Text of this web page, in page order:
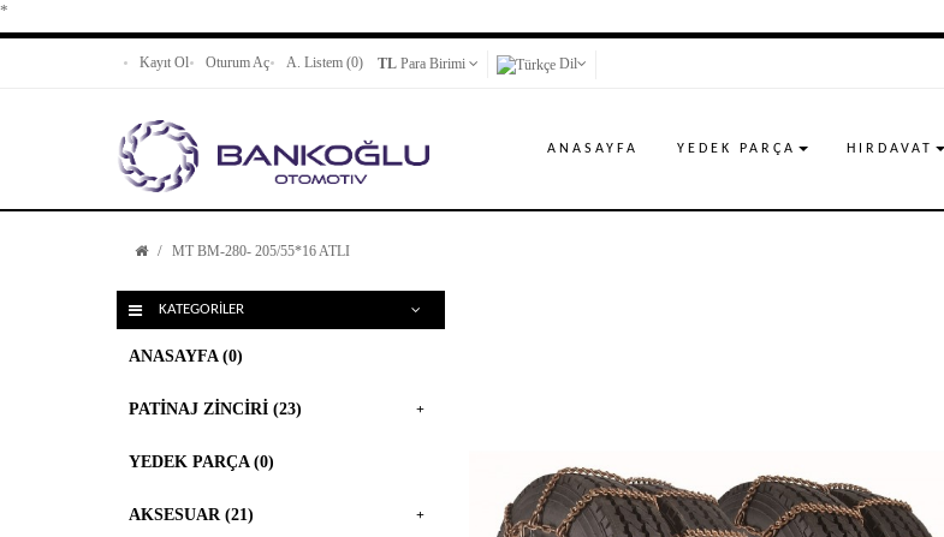
*
Kayıt Ol Oturum Aç A. Listem (0) TL Para Birimi Dil
ANASAYFA YEDEK PARÇA HIRDAVAT
MT BM-280- 205/55*16 ATLI
KATEGORILER
ANASAYFA (0)
PATINAJ ZINCIRI (23) +
YEDEK PARÇA (0)
AKSESUAR (21) +